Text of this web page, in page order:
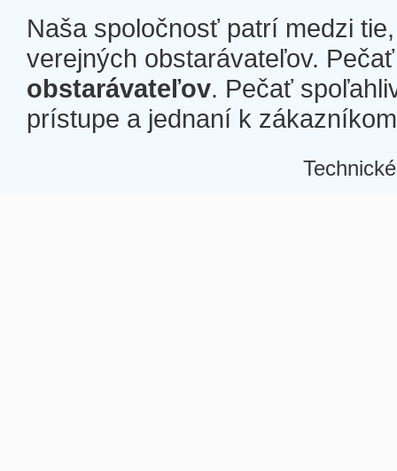
Naša spoločnosť patrí medzi
verejných obstarávateľov.
obstarávateľov. Pečať
prístupe a jednaní k